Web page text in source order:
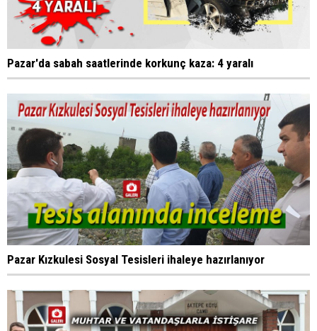
Pazar'da sabah saatlerinde korkunç kaza: 4 yaralı
Pazar Kızkulesi Sosyal Tesisleri ihaleye hazırlanıyor